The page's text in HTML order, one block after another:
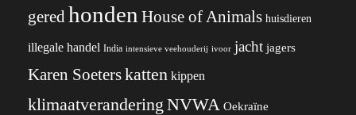
gered honden House of Animals huisdieren
illegale handel India intensieve veehouderij ivoor jacht jagers
Karen Soeterskatten kippen
klimaatverandering NVWA Oekraïne